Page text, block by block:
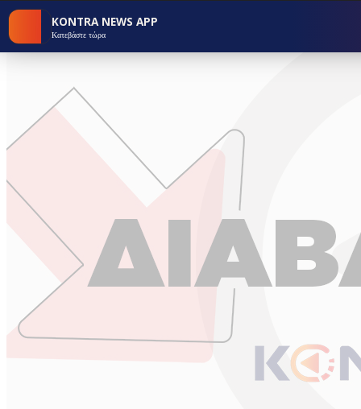
KONTRA NEWS APP
Κατεβάστε τώρα